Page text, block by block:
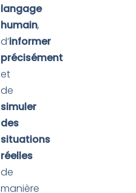
langage
humain,
d’informer
précisément
et
de
simuler
des
situations
réelles
de
manière